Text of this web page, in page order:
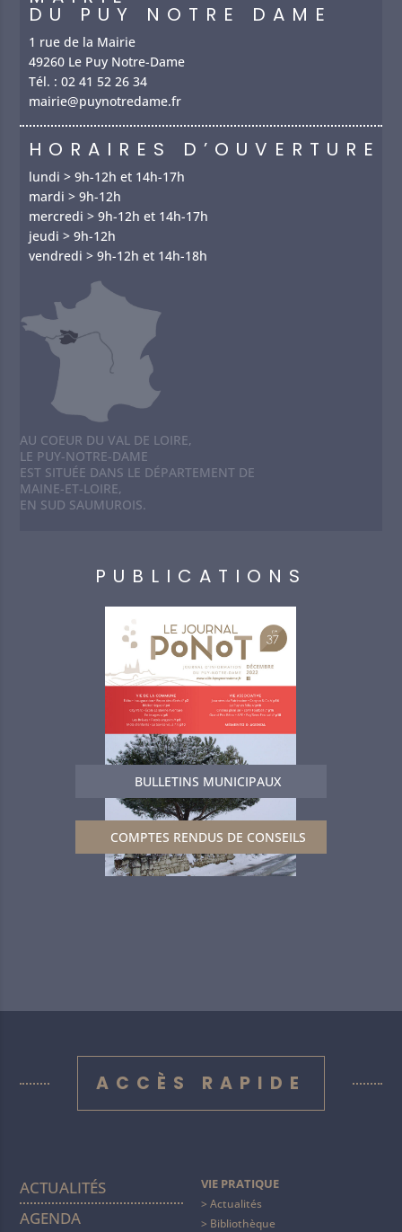
DU PUY NOTRE DAME
1 rue de la Mairie
49260 Le Puy Notre-Dame
Tél. :02 41 52 26 34
mairie@puynotredame.fr
HORAIRES D’OUVERTURE
lundi > 9h-12h et 14h-17h
mardi > 9h-12h
mercredi > 9h-12h et 14h-17h
jeudi > 9h-12h
vendredi > 9h-12h et 14h-18h
AU COEUR DU VAL DE LOIRE,
LE PUY-NOTRE-DAME
EST SITUÉE DANS LE DÉPARTEMENT DE
MAINE-ET-LOIRE,
EN SUD SAUMUROIS.
PUBLICATIONS
BULLETINS MUNICIPAUX
COMPTES RENDUS DE CONSEILS
ACCÈS RAPIDE
ACTUALITÉS
AGENDA
VIE PRATIQUE
Actualités
Bibliothèque